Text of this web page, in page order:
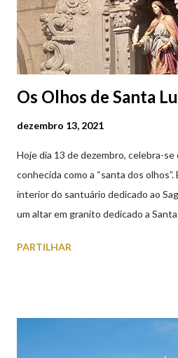
Os Olhos de Santa
dezembro 13, 2021
Hoje dia 13 de dezembro, celebra-se
conhecida como a “santa dos
interior do santuário dedicado ao
um altar em granito dedicado a
uma capela dedicada a Santa Luzia
A lenda que deu origem à devoção
protetora dos olhos: A história/lenda
PARTILHAR